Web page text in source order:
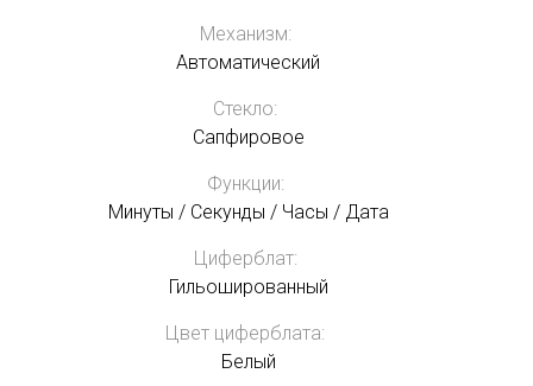
Механизм:
Автоматический
Стекло:
Сапфировое
Функции:
Минуты / Секунды / Часы / Дата
Циферблат:
Гильошированный
Цвет циферблата:
Белый